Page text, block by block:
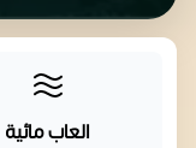
العاب مائية